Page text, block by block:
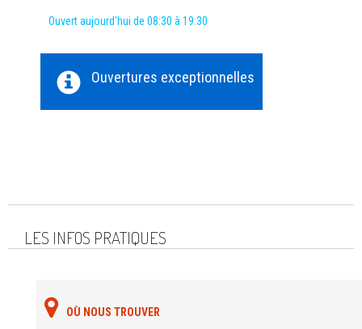
Ouvert aujourd'hui de 08:30 à 19:30
Ouvertures exceptionnelles
LES INFOS PRATIQUES
OÙ NOUS TROUVER